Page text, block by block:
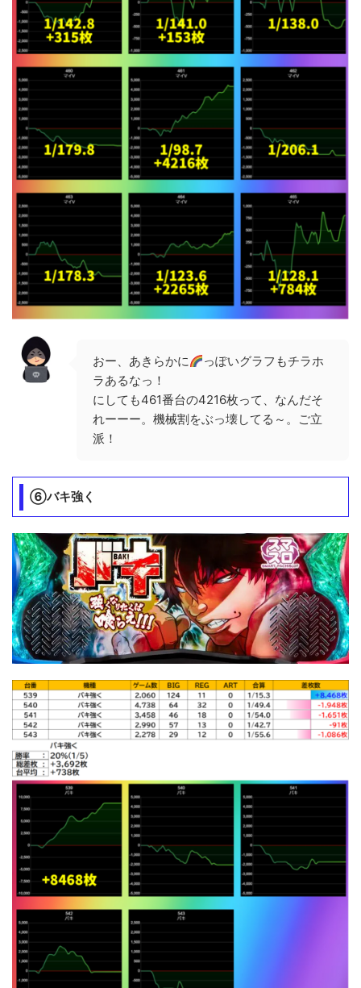
おー、あきらかに
っぽいグラフもチラホ
ラあるなっ！
にしても461番台の4216枚って、なんだそ
れーーー。機械割をぶっ壊してる～。ご立
派！
⑥バキ強く